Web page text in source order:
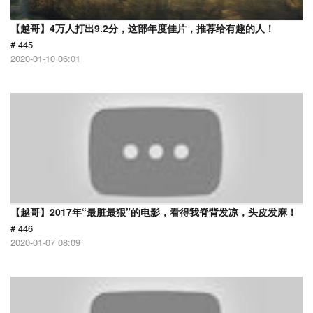
【越哥】4万人打出9.2分，这部年度佳片，推荐给有趣的人！
# 445
2020-01-10 06:01
【越哥】2017年“最脏最狠”的电影，看得我脊背发凉，头皮发麻！
# 446
2020-01-07 08:09